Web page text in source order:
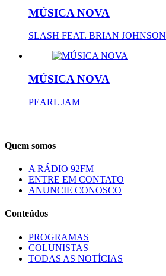
MÚSICA NOVA
SLASH FEAT. BRIAN JOHNSON
MÚSICA NOVA
PEARL JAM
Quem somos
A RÁDIO 92FM
ENTRE EM CONTATO
ANUNCIE CONOSCO
Conteúdos
PROGRAMAS
COLUNISTAS
TODAS AS NOTÍCIAS